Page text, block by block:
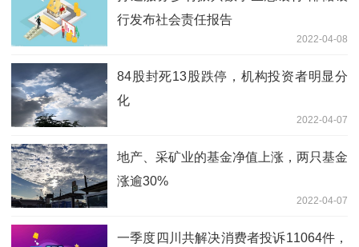
行发布社会责任报告
2022-04-08
84股封死13股跌停，机构投资者明显分
化
2022-04-07
地产、采矿业的基金净值上涨，两只基金
涨逾30%
2022-04-07
一季度四川共解决消费者投诉11064件，